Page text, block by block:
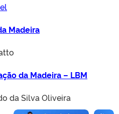
Madeira
da Madeira – LBM
da Silva Oliveira